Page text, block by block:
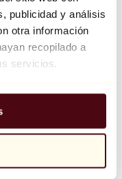
publicidad y análisis
otra información
recopilado a
servicios.